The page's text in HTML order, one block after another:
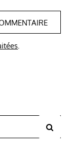
.
Search